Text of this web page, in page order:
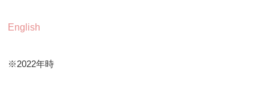
English
※2022年時